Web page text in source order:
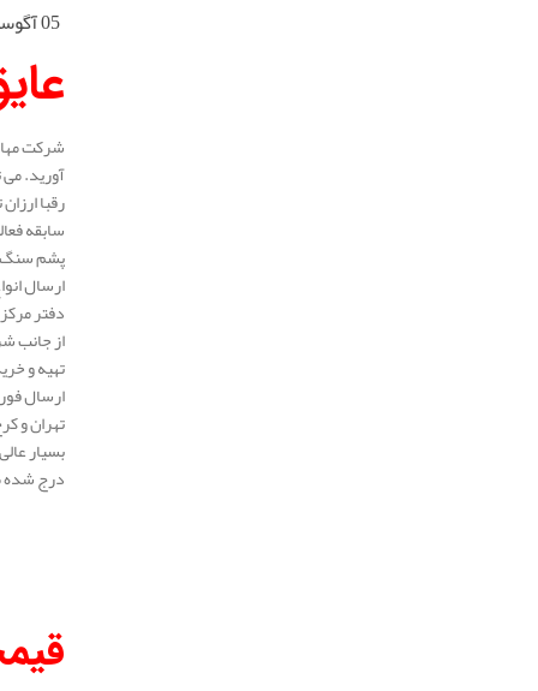
05 آگوست 2025
شرکت
آورید.
رقبا
پشم سنگ
ارسال
دفتر
از جانب
تهیه و
ارسال
تهران و
بسیار
درج شده